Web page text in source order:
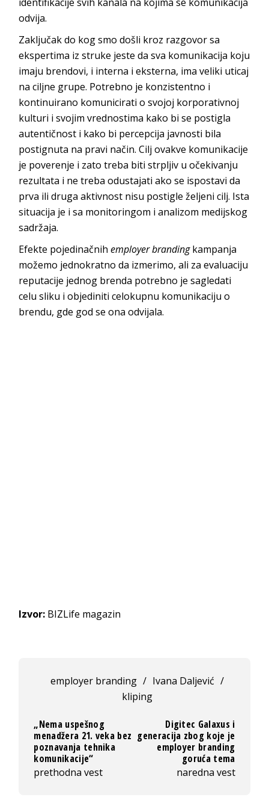
odvija.
Zaključak do kog smo došli kroz razgovor sa
ekspertima iz struke jeste da sva komunikacija koju
imaju brendovi, i interna i eksterna, ima veliki uticaj
na ciljne grupe. Potrebno je konzistentno i
kontinuirano komunicirati o svojoj korporativnoj
kulturi i svojim vrednostima kako bi se postigla
autentičnost i kako bi percepcija javnosti bila
postignuta na pravi način. Cilj ovakve komunikacije
je poverenje i zato treba biti strpljiv u očekivanju
rezultata i ne treba odustajati ako se ispostavi da
prva ili druga aktivnost nisu postigle željeni cilj. Ista
situacija je i sa monitoringom i analizom medijskog
sadržaja.
Efekte pojedinačnihemployer brandingkampanja
možemo jednokratno da izmerimo, ali za evaluaciju
reputacije jednog brenda potrebno je sagledati
celu sliku i objediniti celokupnu komunikaciju o
brendu, gde god se ona odvijala.
Izvor: BIZLife magazin
employer branding / Ivana Daljević /
kliping
„Nema uspešnog
menadžera 21. veka bez
poznavanja tehnika
komunikacije“
prethodna vest
Digitec Galaxus i
generacija zbog koje je
employer branding
goruća tema
naredna vest